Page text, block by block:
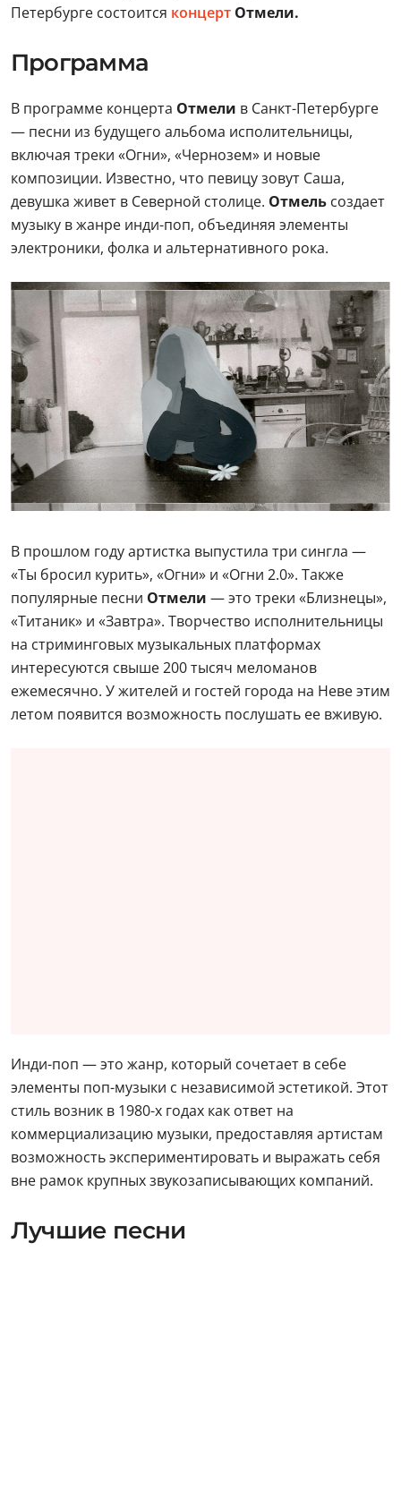
Петербурге состоится концерт Отмели.
Программа
В программе концерта Отмели в Санкт-Петербурге
— песни из будущего альбома исполительницы,
включая треки «Огни», «Чернозем» и новые
композиции. Известно, что певицу зовут Саша,
девушка живет в Северной столице. Отмель создает
музыку в жанре инди-поп, объединяя элементы
электроники, фолка и альтернативного рока.
В прошлом году артистка выпустила три сингла —
«Ты бросил курить», «Огни» и «Огни 2.0». Также
популярные песни Отмели — это треки «Близнецы»,
«Титаник» и «Завтра». Творчество исполнительницы
на стриминговых музыкальных платформах
интересуются свыше 200 тысяч меломанов
ежемесячно. У жителей и гостей города на Неве этим
летом появится возможность послушать ее вживую.
Инди-поп — это жанр, который сочетает в себе
элементы поп-музыки с независимой эстетикой. Этот
стиль возник в 1980-х годах как ответ на
коммерциализацию музыки, предоставляя артистам
возможность экспериментировать и выражать себя
вне рамок крупных звукозаписывающих компаний.
Лучшие песни